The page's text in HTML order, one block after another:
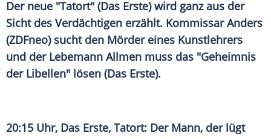
Der neue "Tatort" (Das Erste) wird ganz aus der
Sicht des Verdächtigen erzählt. KommissarAnders
(ZDFneo) sucht den Mörder eines Kunstlehrers
und der Lebemann Allmen muss das "Geheimnis
der Libellen" lösen (Das Erste).
20:15 Uhr, Das Erste, Tatort: Der Mann, der lügt